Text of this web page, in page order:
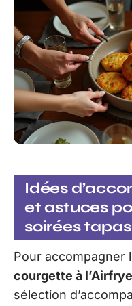
Idées
et astuces
soirées tapas
Pour accompagner
courgette à
sélection